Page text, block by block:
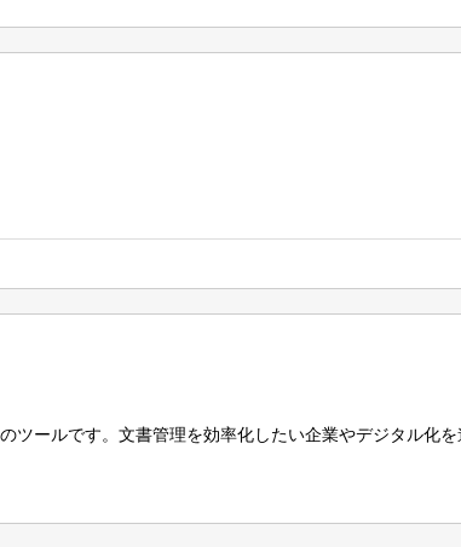
ツールです。文書管理を効率化したい企業やデジタル化を